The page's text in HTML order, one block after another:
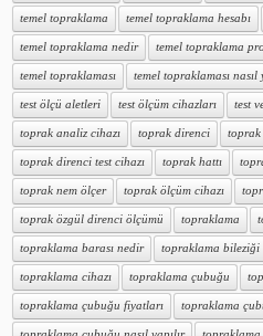
temel topraklama temel topraklama hesabı
temel topraklama nedir temel topraklama
temel topraklaması temel topraklaması nasıl
test ölçü aletleri test ölçüm cihazları test
toprak analiz cihazı toprak direnci toprak
toprak direnci test cihazı toprak hattı
toprak nem ölçer toprak ölçüm cihazı
toprak özgül direnci ölçümü topraklama
topraklama barası nedir topraklama bileziği
topraklama cihazı topraklama çubuğu
topraklama çubuğu fiyatları topraklama